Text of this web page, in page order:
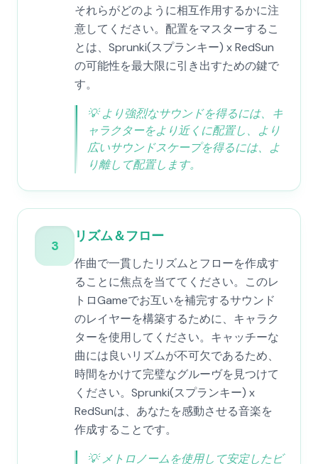
それらがどのように相互作用するかに注
意してください。配置をマスターするこ
とは、Sprunki(スプランキー) x RedSun
の可能性を最大限に引き出すための鍵で
す。
💡より強烈なサウンドを得るには、キ
ャラクターをより近くに配置し、より
広いサウンドスケープを得るには、よ
り離して配置します。
3
リズム＆フロー
作曲で一貫したリズムとフローを作成す
ることに焦点を当ててください。このレ
トロGameでお互いを補完するサウンド
のレイヤーを構築するために、キャラク
ターを使用してください。キャッチーな
曲には良いリズムが不可欠であるため、
時間をかけて完璧なグルーヴを見つけて
ください。Sprunki(スプランキー) x
RedSunは、あなたを感動させる音楽を
作成することです。
💡メトロノームを使用して安定したビ